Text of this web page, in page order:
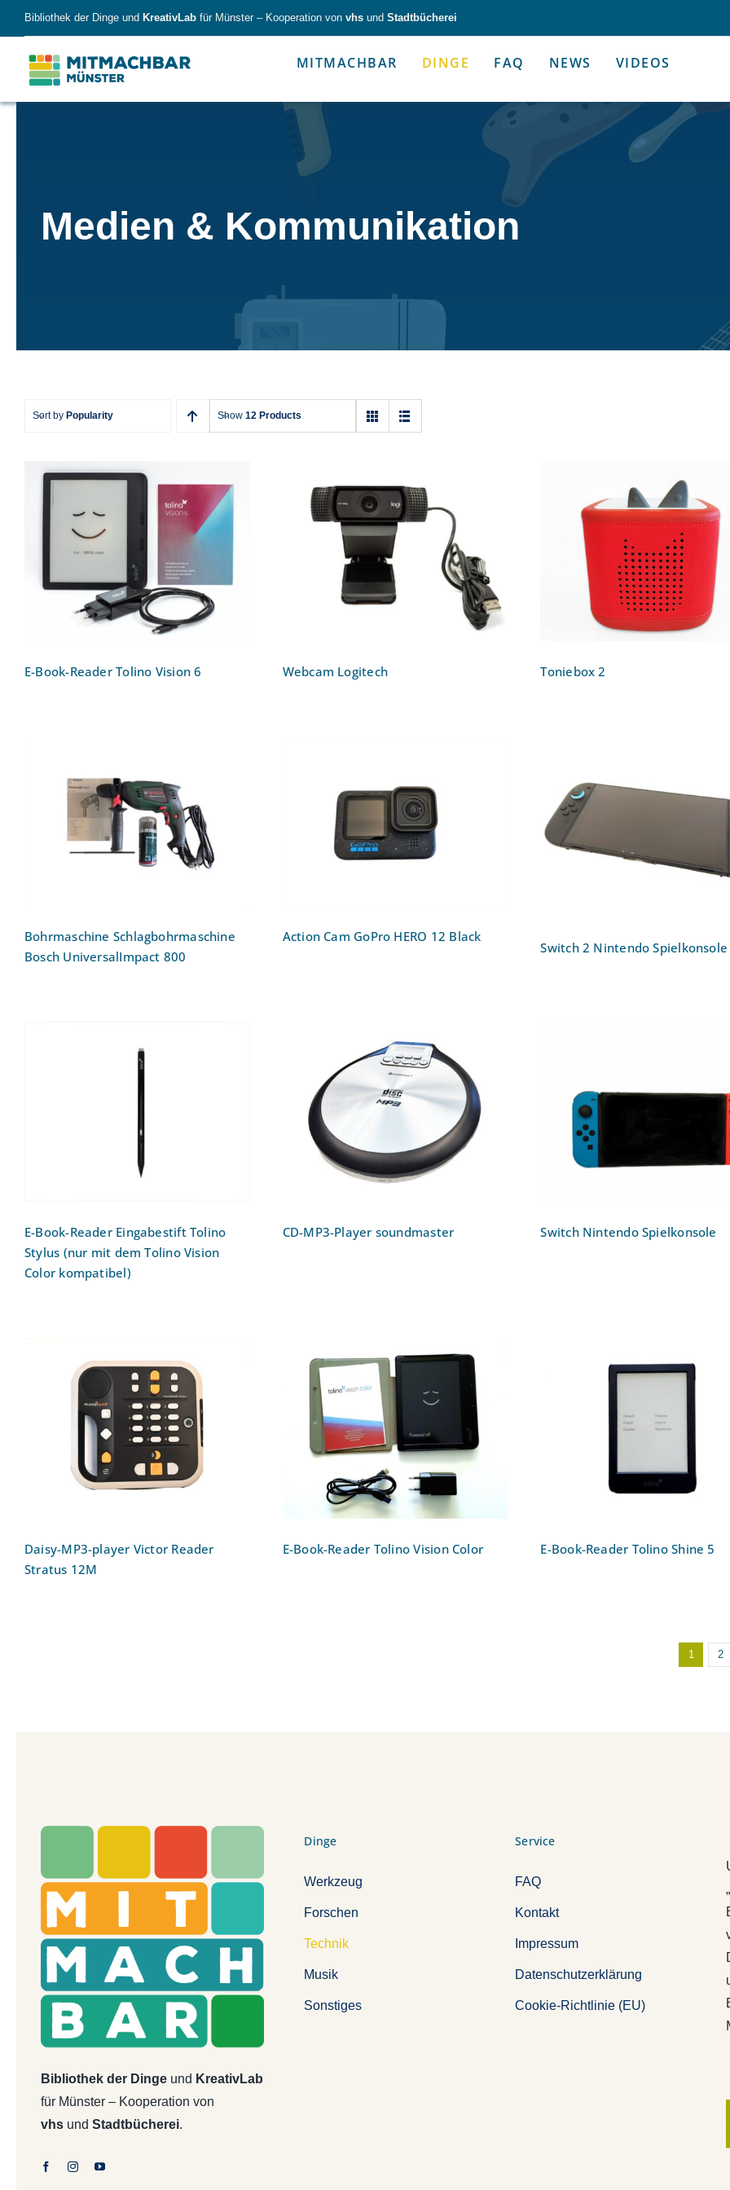
content
Bibliothek der Dinge und KreativLab für Münster – Kooperation von vhs und Stadtbücherei
MITMACHBAR DINGE
Forschen
Alles für kleine & große Entdecker.
Werkzeug & Alltagshelfer
Nimm die Dinge selbst in die Hand.
Medien &
Medien &
Kommunikative Gimmicks &
FAQ NEWS VIDEOS
Medien & Kommunikation
Sort by Popularity Show 12 Products
E-Book-Reader Tolino
E-Book-Reader Tolino Vision 6
Webcam Logitech
Webcam Logitech
Toniebox 2
Toniebox 2
Bohrmaschine
Schlagbohrmaschine Bosch
UniversalImpact 800
Bohrmaschine Schlagbohrmaschine
Bosch UniversalImpact 800
Action Cam GoPro HERO
12 Black
Action Cam GoPro HERO 12 Black
Switch 2 Nintendo Spielkonsole
kompatibel)
E-Book-Reader Eingabestift Tolino
Stylus (nur mit dem Tolino Vision
Color kompatibel)
CD-MP3-Player
CD-MP3-Player soundmaster Switch Nintendo Spielkonsole
Daisy-MP3-player Victor
Reader Stratus 12M
Daisy-MP3-player Victor Reader
Stratus 12M
E-Book-Reader Tolino
Vision Color
E-Book-Reader Tolino Vision Color
E-Book-Reader Tolino
E-Book-Reader Tolino Shine 5
1 2
Bibliothek der Dingeund KreativLab
für Münster – Kooperation von
vhsund Stadtbücherei.
Dinge
Werkzeug
Forschen
Technik
Musik
Sonstiges
Service
FAQ
Kontakt
Impressum
Datenschutzerklärung
Cookie-Richtlinie (EU)